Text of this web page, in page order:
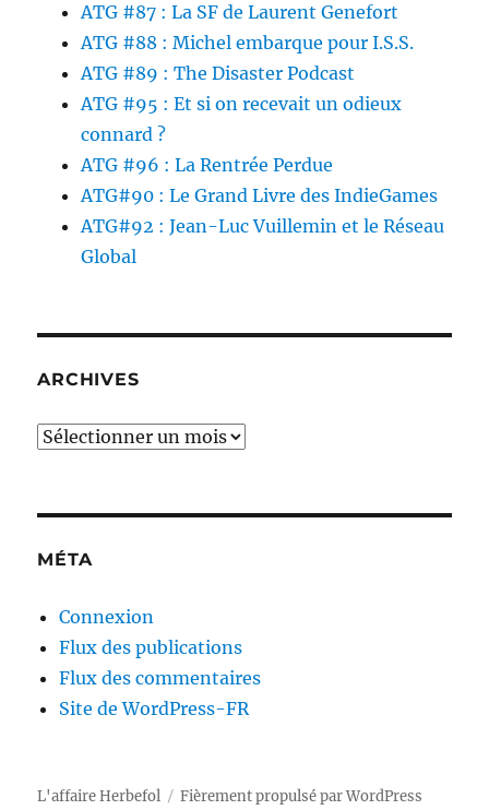
ATG #87 : La SF de Laurent Genefort
ATG #88 : Michel embarque pour I.S.S.
ATG #89 : The Disaster Podcast
ATG #95 : Et si on recevait un odieux
connard ?
ATG #96 : La Rentrée Perdue
ATG#90 : Le Grand Livre des IndieGames
ATG#92 : Jean-Luc Vuillemin et le Réseau
Global
ARCHIVES
Archives
MÉTA
Connexion
Flux des publications
Flux des commentaires
Site de WordPress-FR
L'affaire Herbefol Fièrement propulsé par WordPress